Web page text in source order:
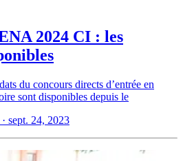
2024 CI : les
du concours directs d’entrée en
sont disponibles depuis le
· sept. 24, 2023